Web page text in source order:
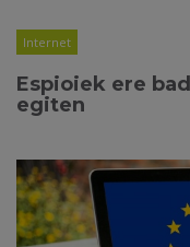
Internet
Espioiek ere
egiten